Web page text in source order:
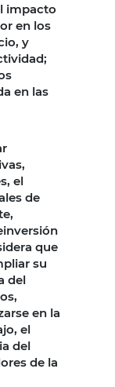
impacto
en los
y
en las
el
de
que
su
del
en la
el
del
de la